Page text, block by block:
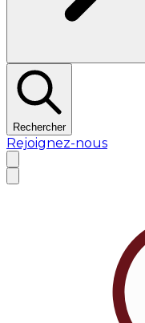
Rechercher
Rejoignez-nous